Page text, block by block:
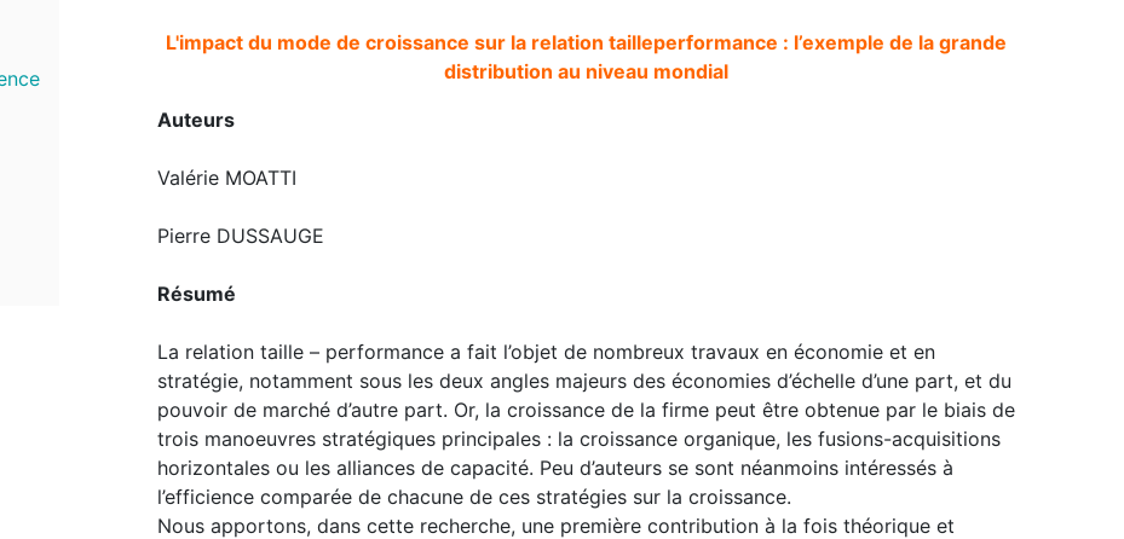
L'impact du mode de croissance sur la relation tailleperformance : l’exemple de la grande
distribution au niveau mondial
Auteurs
Valérie MOATTI
Pierre DUSSAUGE
Résumé
La relation taille – performance a fait l’objet de nombreux travaux en économie et en
stratégie, notamment sous les deux angles majeurs des économies d’échelle d’une part, et du
pouvoir de marché d’autre part. Or, la croissance de la firme peut être obtenue par le biais de
trois manoeuvres stratégiques principales : la croissance organique, les fusions-acquisitions
horizontales ou les alliances de capacité. Peu d’auteurs se sont néanmoins intéressés à
l’efficience comparée de chacune de ces stratégies sur la croissance.
Nous apportons, dans cette recherche, une première contribution à la fois théorique et